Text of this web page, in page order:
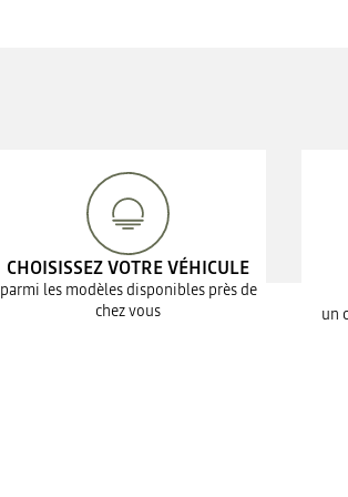
CHOISISSEZ VOTRE VÉHICULE
parmi les modèles disponibles près de
chez vous
un